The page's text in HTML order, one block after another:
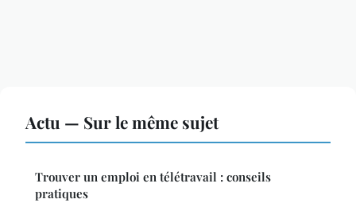
Actu — Sur le même sujet
Trouver un emploi en télétravail : conseils
pratiques